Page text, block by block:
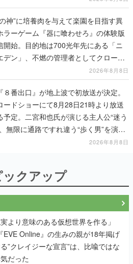
神”に培養肉を与えて楽園を目指す異
ラーゲーム『器に喰わせろ』の体験版
開始。目的地は700光年先にある「ニ
デン」、不燃の管理者としてクローン
増やし、加工して神に捧げる2026年8月8日
８番出口』が地上波で初放送が決定。
ードショーにて8月28日21時より放送
予定。二宮和也氏が演じる主人公“迷う
無限に通路ですれ違う“歩く男”を演じ
2026年8月8日
クアップ
実より意味のある仮想世界を作る」
Online』の生みの親が18年掲げ
”クレイジーな宣言”は、比喩ではな
だった